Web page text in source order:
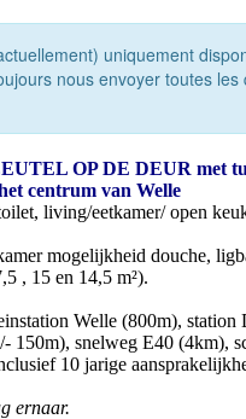
uniquement
nous envoyer toutes les
OP DE DEUR met
centrum van Welle
living/eetkamer/ open
mogelijkheid douche,
, 15 en 14,5 m²).
Welle (800m), station
150m), snelweg E40 (4km),
10 jarige
ernaar.